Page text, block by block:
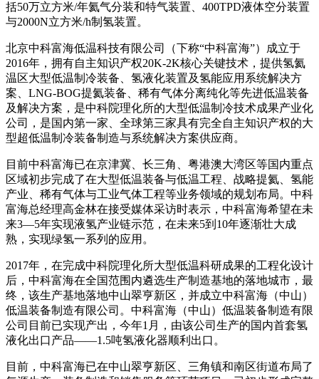
括50万立方米/年氦气分装和特气装置、400TPD液体空分装置
与2000N立方米/h制氢装置。
北京中科富海低温科技有限公司（下称“中科富海”）成立于
2016年，拥有自主知识产权20K-2K核心关键技术，提供氢氦
温区大型低温制冷装备、氢液化装置及氢能应用系统解决方
案、LNG-BOG提氦装备、稀有气体分离纯化等先进低温装备
及解决方案，是中科院理化所的大型低温制冷技术成果产业化
公司，是国内第一家、全球第三家具有完全自主知识产权的大
型超低温制冷装备制造与系统解决方案供应商。
目前中科富海已在京津冀、长三角、粤港澳大湾区等国内重点
区域初步完成了在大型低温装备与低温工程、战略提氦、氢能
产业、稀有气体与工业气体工程等业务领域的规划布局。中科
富海总经理高金林在接受媒体采访时表示，中科富海希望在未
来3—5年实现液氢产业链示范，在未来5到10年逐渐壮大成
熟，实现绿氢一系列的应用。
2017年，在完成中科院理化所大型低温科研成果的工程化设计
后，中科富海在全国范围内遴选生产制造基地的落地城市，最
终，该生产基地落地中山翠亨新区，并成立中科富海（中山）
低温装备制造有限公司。中科富海（中山）低温装备制造有限
公司目前已实现产出，今年1月，由该公司生产的国内首套氢
液化出口产品——1.5吨氢液化器顺利出口。
目前，中科富海已在中山翠亨新区、三角镇和南区街道布局了